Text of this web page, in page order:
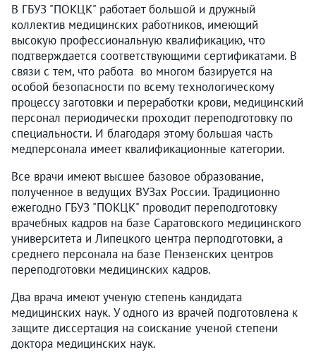
В ГБУЗ "ПОКЦК" работает большой и дружный
коллектив медицинских работников, имеющий
высокую профессиональную квалификацию, что
подтверждается соответствующими сертификатами. В
связи с тем, что работа во многом базируется на
особой безопасности по всему технологическому
процессу заготовки и переработки крови, медицинский
персонал периодически проходит переподготовку по
специальности. И благодаря этому большая часть
медперсонала имеет квалификационные категории.
Все врачи имеют высшее базовое образование,
полученное в ведущих ВУЗах России. Традиционно
ежегодно ГБУЗ "ПОКЦК" проводит переподготовку
врачебных кадров на базе Саратовского медицинского
университета и Липецкого центра перподготовки, а
среднего персонала на базе Пензенских центров
переподготовки медицинских кадров.
Два врача имеют ученую степень кандидата
медицинских наук. У одного из врачей подготовлена к
защите диссертация на соискание ученой степени
доктора медицинских наук.